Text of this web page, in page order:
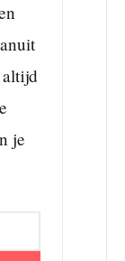
altijd
je